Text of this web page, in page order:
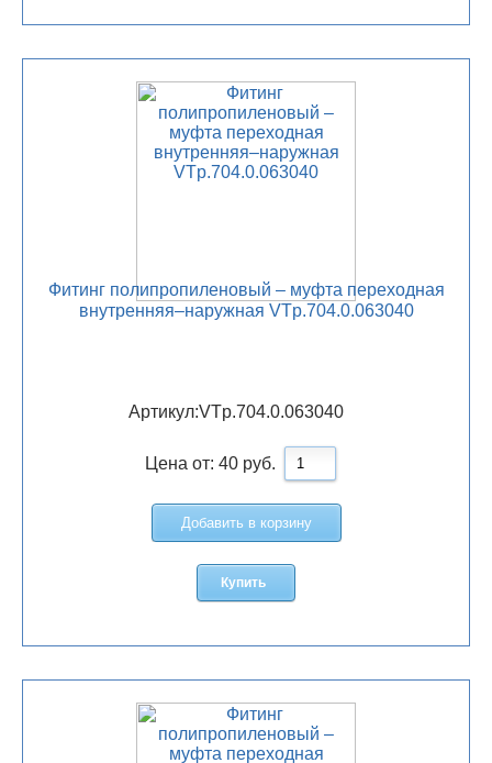
Фитинг полипропиленовый – муфта переходная
внутренняя–наружная VTp.704.0.063040
Артикул:VTp.704.0.063040
Цена от: 40 руб.
Добавить в корзину
Купить